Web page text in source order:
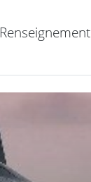
Renseignement